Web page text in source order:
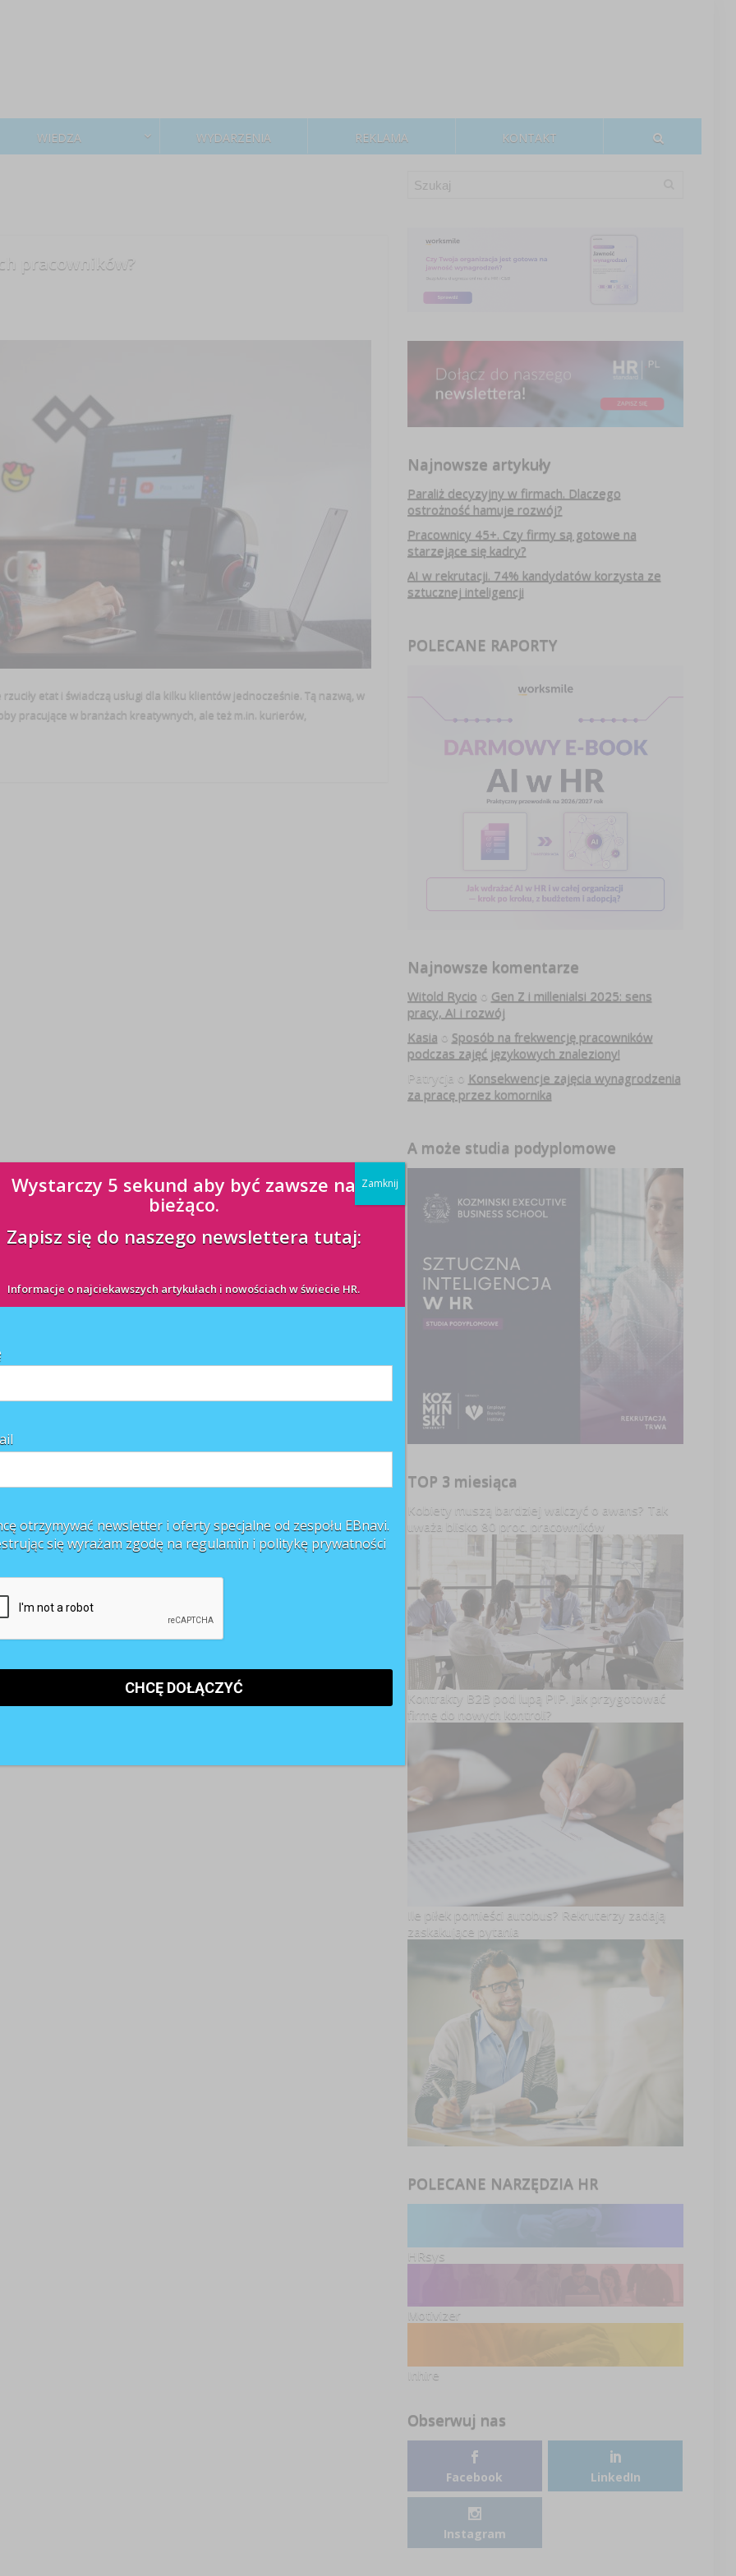
WIEDZA WYDARZENIA REKLAMA KONTAKT
pracowników?
etat i świadczą usługi dla kilku klientów jednocześnie. Tą nazwą, w
pracujące w branżach kreatywnych, ale też m.in. kurierów,
Najnowsze artykuły
Paraliż decyzyjny w firmach. Dlaczego
ostrożność hamuje rozwój?
Pracownicy 45+. Czy firmy są gotowe na
starzejące się kadry?
AI w rekrutacji. 74% kandydatów korzysta ze
sztucznej inteligencji
POLECANE RAPORTY
Najnowsze komentarze
Witold Rycio o Gen Z i millenialsi 2025: sens
pracy, AI i rozwój
Kasia o Sposób na frekwencję pracowników
podczas zajęć językowych znaleziony!
Patrycja o Konsekwencje zajęcia wynagrodzenia
za pracę przez komornika
A może studia podyplomowe
TOP 3 miesiąca
Kobiety muszą bardziej walczyć o awans? Tak
uważa blisko 80 proc. pracowników
Kontrakty B2B pod lupą PIP. Jak przygotować
firmę do nowych kontroli?
Ile piłek pomieści autobus? Rekruterzy zadają
zaskakujące pytania
POLECANE NARZĘDZIA HR
HRsys
Motivizer
Inhire
Obserwuj nas
Facebook LinkedIn
Instagram
Wystarczy 5 sekund aby być zawsze na
bieżąco.
Zapisz się do naszego newslettera tutaj:
Informacje o najciekawszych artykułach i nowościach w świecie HR.
otrzymywać newsletter i oferty specjalne od zespołu EBnavi.
się wyrażam zgodę na regulamin i politykę prywatności
Zamknij